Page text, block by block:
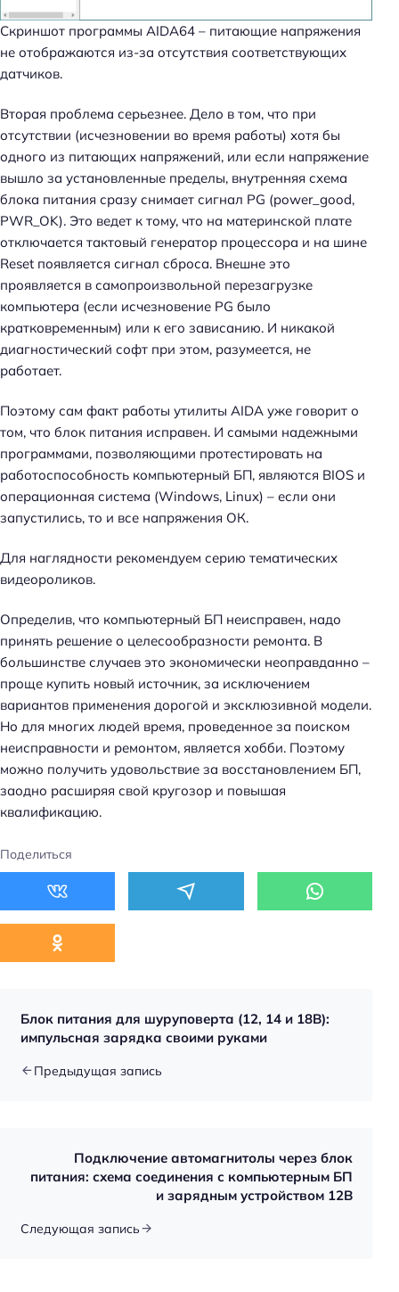
Скриншот программы AIDA64 – питающие напряжения
не отображаются из-за отсутствия соответствующих
датчиков.
Вторая проблема серьезнее. Дело в том, что при
отсутствии (исчезновении во время работы) хотя бы
одного из питающих напряжений, или если напряжение
вышло за установленные пределы, внутренняя схема
блока питания сразу снимает сигнал PG (power_good,
PWR_OK). Это ведет к тому, что на материнской плате
отключается тактовый генератор процессора и на шине
Reset появляется сигнал сброса. Внешне это
проявляется в самопроизвольной перезагрузке
компьютера (если исчезновение PG было
кратковременным) или к его зависанию. И никакой
диагностический софт при этом, разумеется, не
работает.
Поэтому сам факт работы утилиты AIDA уже говорит о
том, что блок питания исправен. И самыми надежными
программами, позволяющими протестировать на
работоспособность компьютерный БП, являются BIOS и
операционная система (Windows, Linux) – если они
запустились, то и все напряжения ОК.
Для наглядности рекомендуем серию тематических
видеороликов.
Определив, что компьютерный БП неисправен, надо
принять решение о целесообразности ремонта. В
большинстве случаев это экономически неоправданно –
проще купить новый источник, за исключением
вариантов применения дорогой и эксклюзивной модели.
Но для многих людей время, проведенное за поиском
неисправности и ремонтом, является хобби. Поэтому
можно получить удовольствие за восстановлением БП,
заодно расширяя свой кругозор и повышая
квалификацию.
Поделиться
Блок питания для шуруповерта (12, 14 и 18В):
импульсная зарядка своими руками
Предыдущая запись
Подключение автомагнитолы через блок
питания: схема соединения с компьютерным БП
и зарядным устройством 12В
Следующая запись